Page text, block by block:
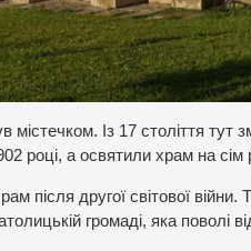
містечком. Із 17 століття
році, а освятили храм на сім
після другої світової
громаді, яка поволі